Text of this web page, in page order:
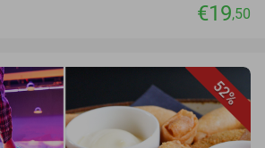
€19,50
52%